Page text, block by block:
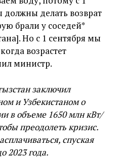
делать возврат
брали у соседей*
Но с 1 сентября мы
возрастет
министр.
заключил
и Узбекистаном о
в объеме 1650 млн кВт/
преодолеть кризис.
спуская
2023 года.